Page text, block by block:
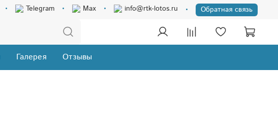
Telegram Max info@rtk-lotos.ru Обратная связь
Галерея Отзывы